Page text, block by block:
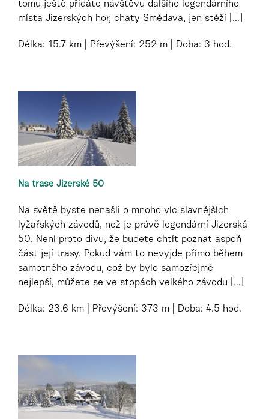
tomu ještě přidáte návštěvu dalšího legendárního
místa Jizerských hor, chaty Smědava, jen stěží [...]
Délka: 15.7 km Převýšení: 252 m Doba: 3 hod.
Na trase Jizerské 50
Na světě byste nenašli o mnoho víc slavnějších
lyžařských závodů, než je právě legendární Jizerská
50. Není proto divu, že budete chtít poznat aspoň
část její trasy. Pokud vám to nevyjde přímo během
samotného závodu, což by bylo samozřejmě
nejlepší, můžete se ve stopách velkého závodu [...]
Délka: 23.6 km Převýšení: 373 m Doba: 4.5 hod.